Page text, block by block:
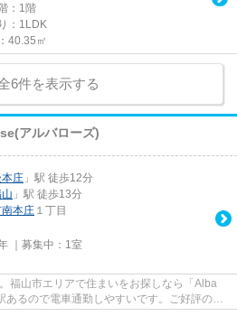
：1階
：1LDK
40.35㎡
6件を表示する
アルバローズ)
庄 」駅 徒歩12分
」駅 徒歩13分
南本庄 １丁目
｜募集中： 1室
福山市エリアで住まいをお探しなら「Alba
あるので電車通勤しやすいです。ご好評の築